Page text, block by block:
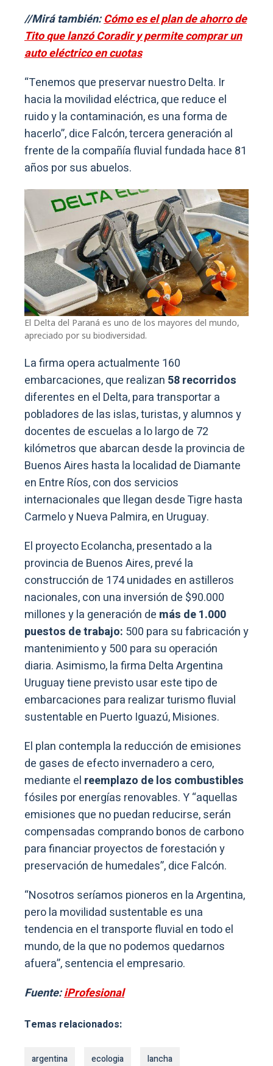
//Mirá también:Cómo es el plan de ahorro de
Tito que lanzó Coradir y permite comprar un
auto eléctrico en cuotas
“Tenemos que preservar nuestro Delta. Ir
hacia la movilidad eléctrica, que reduce el
ruido y la contaminación, es una forma de
hacerlo”, dice Falcón, tercera generación al
frente de la compañía fluvial fundada hace 81
años por sus abuelos.
El Delta del Paraná es uno de los mayores del mundo,
apreciado por su biodiversidad.
La firma opera actualmente 160
embarcaciones, que realizan 58 recorridos
diferentes en el Delta, para transportar a
pobladores de las islas, turistas, y alumnos y
docentes de escuelas a lo largo de 72
kilómetros que abarcan desde la provincia de
Buenos Aires hasta la localidad de Diamante
en Entre Ríos, con dos servicios
internacionales que llegan desde Tigre hasta
Carmelo y Nueva Palmira, en Uruguay.
El proyecto Ecolancha, presentado a la
provincia de Buenos Aires, prevé la
construcción de 174 unidades en astilleros
nacionales, con una inversión de $90.000
millones y la generación de más de 1.000
puestos de trabajo: 500 para su fabricación y
mantenimiento y 500 para su operación
diaria. Asimismo, la firma Delta Argentina
Uruguay tiene previsto usar este tipo de
embarcaciones para realizar turismo fluvial
sustentable en Puerto Iguazú, Misiones.
El plan contempla la reducción de emisiones
de gases de efecto invernadero a cero,
mediante el reemplazo de los combustibles
fósiles por energías renovables. Y “aquellas
emisiones que no puedan reducirse, serán
compensadas comprando bonos de carbono
para financiar proyectos de forestación y
preservación de humedales”, dice Falcón.
“Nosotros seríamos pioneros en la Argentina,
pero la movilidad sustentable es una
tendencia en el transporte fluvial en todo el
mundo, de la que no podemos quedarnos
afuera”, sentencia el empresario.
Fuente:iProfesional
Temas relacionados:
argentina ecologia lancha